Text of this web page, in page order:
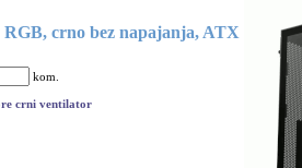
crno bez napajanja, ATX
kom.
crni ventilator